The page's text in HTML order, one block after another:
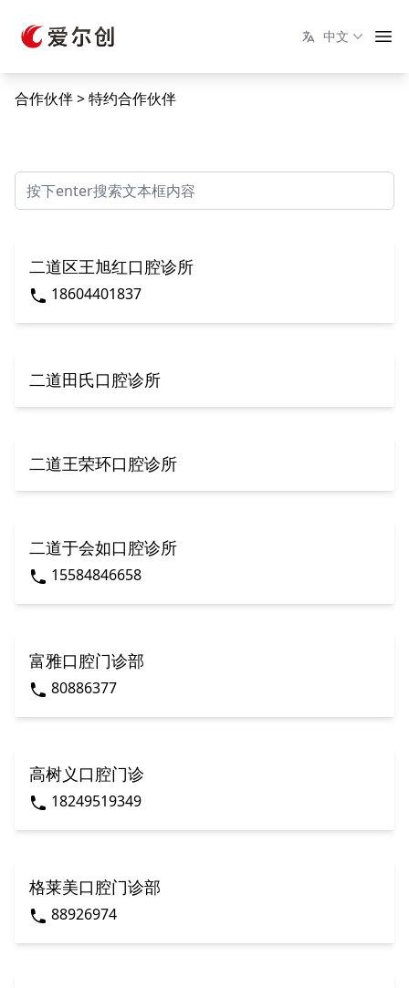
中文
合作伙伴 特约合作伙伴
二道区王旭红口腔诊所
18604401837
二道田氏口腔诊所
二道王荣环口腔诊所
二道于会如口腔诊所
15584846658
富雅口腔门诊部
80886377
高树义口腔门诊
18249519349
格莱美口腔门诊部
88926974